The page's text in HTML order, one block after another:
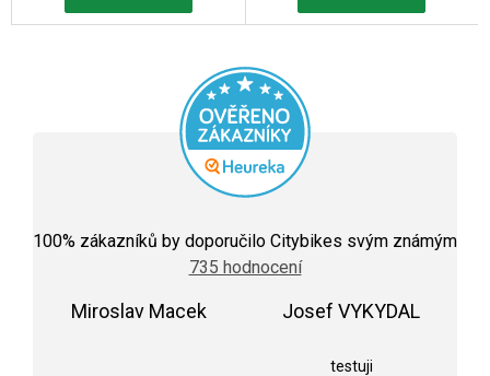
hodnocení
obchodu
je
100% zákazníků by doporučilo Citybikes svým známým
735 hodnocení
Miroslav Macek Josef VYKYDAL
testuji